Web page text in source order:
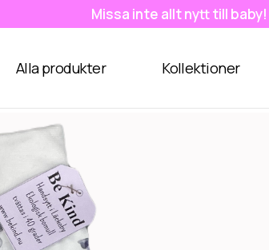
Missa inte allt nytt till baby!
Alla produkter Kollektioner